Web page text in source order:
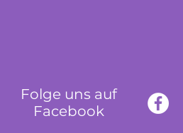
Folge uns auf
Facebook